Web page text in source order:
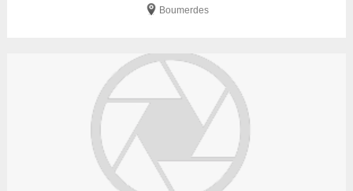
Boumerdes